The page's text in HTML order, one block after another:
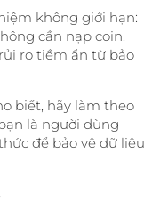
không giới hạn:
cần nạp coin.
ro tiềm ẩn từ bảo
biết, hãy làm theo
là người dùng
để bảo vệ dữ liệu
.